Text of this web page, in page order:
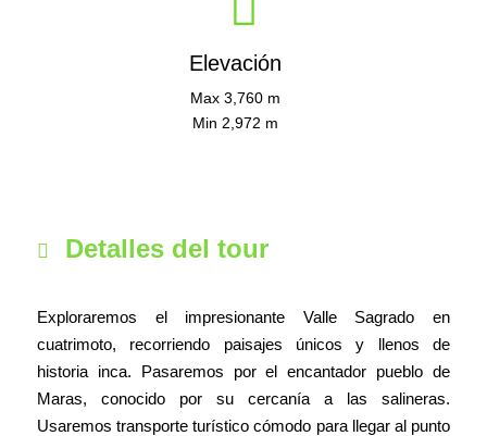
Elevación
Max 3,760 m
Min 2,972 m
Detalles del tour
Exploraremos el impresionante Valle Sagrado en
cuatrimoto, recorriendo paisajes únicos y llenos de
historia inca. Pasaremos por el encantador pueblo de
Maras, conocido por su cercanía a las salineras.
Usaremos transporte turístico cómodo para llegar al punto